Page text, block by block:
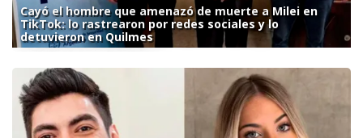
Cayó el hombre que amenazó de muerte a Milei en
TikTok: lo rastrearon por redes sociales y lo
detuvieron en Quilmes